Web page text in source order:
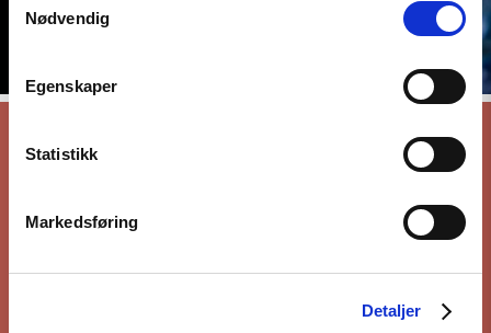
Nødvendig
Egenskaper
Statistikk
Markedsføring
Detaljer
Sakene NGO-forum arbeider med
Les mer